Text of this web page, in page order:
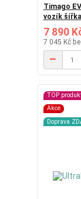
Timago
vozík šířka
7 890
7 045 Kč
TOP
Akce
Doprava